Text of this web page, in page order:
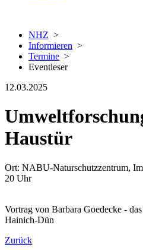
NHZ >
Informieren >
Termine >
Eventleser
12.03.2025
Haustür
Ort: NABU-Naturschutzzentrum,
20 Uhr
Vortrag von Barbara Goedecke -
Hainich-Dün
Zurück